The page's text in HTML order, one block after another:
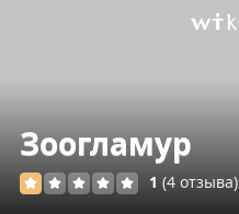
Зоогламур
1 (4 отзыва)